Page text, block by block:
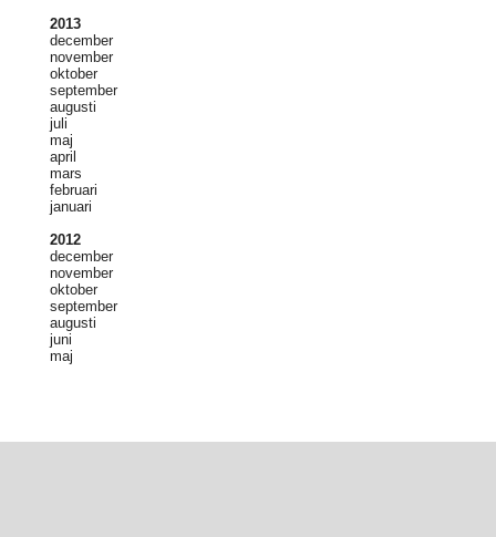
2013
december
november
oktober
september
augusti
juli
maj
april
mars
februari
januari
2012
december
november
oktober
september
augusti
juni
maj